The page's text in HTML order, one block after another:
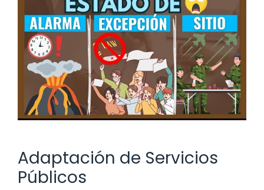
Adaptación de Servicios
Públicos